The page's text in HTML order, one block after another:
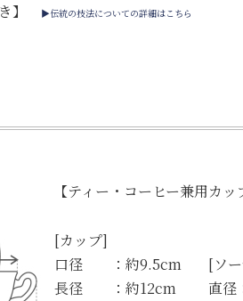
】 ▶伝統の技法についての詳細はこちら
【ティー・コーヒー兼用カ
[カップ]
口径 ：約9.5cm
長径 ：約12cm
[ソ
直径